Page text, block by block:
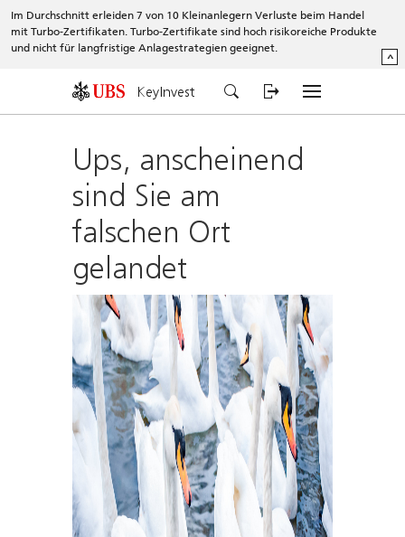
Im Durchschnitt erleiden 7 von 10 Kleinanlegern Verluste beim Handel
mit Turbo-Zertifikaten. Turbo-Zertifikate sind hoch risikoreiche Produkte
und nicht für langfristige Anlagestrategien geeignet.
^
KeyInvest
Ups, anscheinend
sind Sie am
falschen Ort
gelandet